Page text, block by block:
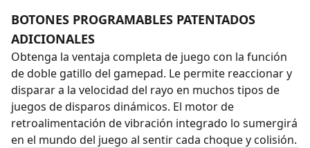
BOTONES PROGRAMABLES PATENTADOS
ADICIONALES
Obtenga la ventaja completa de juego con la función
de doble gatillo del gamepad. Le permite reaccionar y
disparar a la velocidad del rayo en muchos tipos de
juegos de disparos dinámicos. El motor de
retroalimentación de vibración integrado lo sumergirá
en el mundo del juego al sentir cada choque y colisión.